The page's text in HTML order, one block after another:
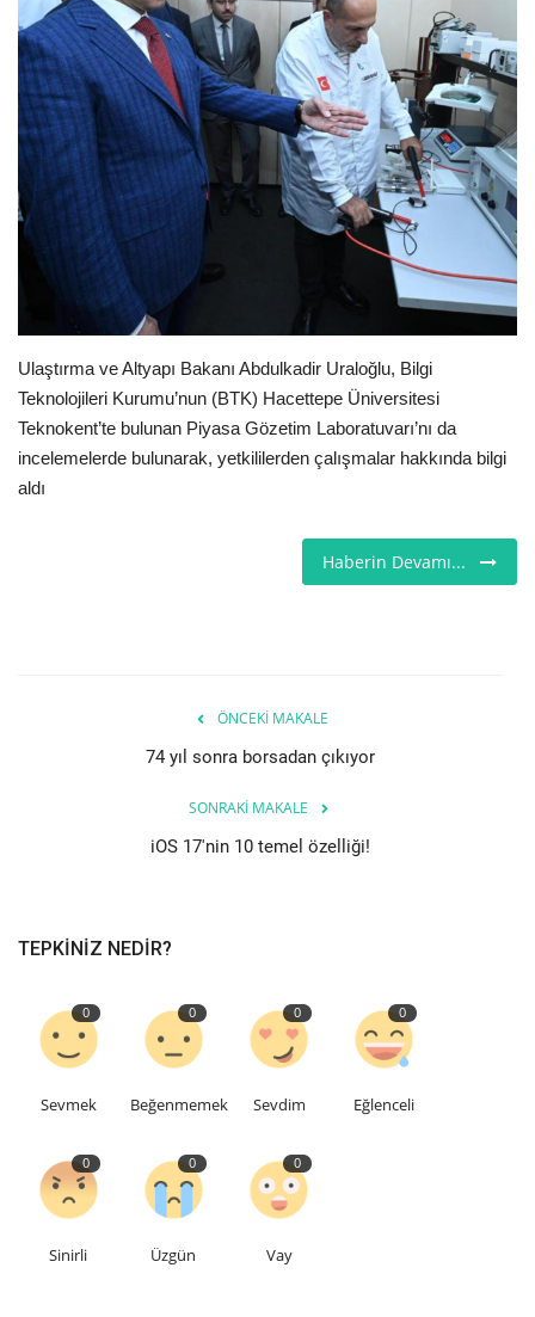
Londra
İngiltere
İş & Ekonomi
Videolar
Pazaryeri
Firma Rehberi
Restoranlar
English Turkish
Ulaştırma ve Altyapı Bakanı Abdulkadir Uraloğlu, Bilgi
Teknolojileri Kurumu’nun (BTK) Hacettepe Üniversitesi
Teknokent’te bulunan Piyasa Gözetim Laboratuvarı’nı da
incelemelerde bulunarak, yetkililerden çalışmalar hakkında bilgi
aldı
Haberin Devamı...
ÖNCEKI MAKALE
74 yıl sonra borsadan çıkıyor
SONRAKI MAKALE
iOS 17'nin 10 temel özelliği!
TEPKINIZ NEDIR?
0
Sevmek
0
Beğenmemek
0
Sevdim
0
Eğlenceli
0
Sinirli
0
Üzgün
0
Vay